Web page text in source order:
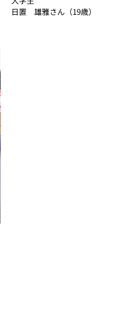
日置 雄雅さん（19歳）